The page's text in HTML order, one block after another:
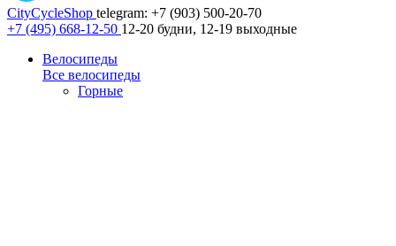
CityCycleShop telegram: +7 (903) 500-20-70
+7 (495) 668-12-50 12-20 будни, 12-19 выходные
Велосипеды
Все велосипеды
Горные